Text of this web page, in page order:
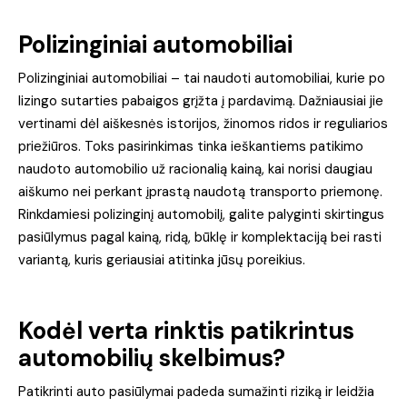
Polizinginiai automobiliai
Polizinginiai automobiliai – tai naudoti automobiliai, kurie po
lizingo sutarties pabaigos grįžta į pardavimą. Dažniausiai jie
vertinami dėl aiškesnės istorijos, žinomos ridos ir reguliarios
priežiūros. Toks pasirinkimas tinka ieškantiems patikimo
naudoto automobilio už racionalią kainą, kai norisi daugiau
aiškumo nei perkant įprastą naudotą transporto priemonę.
Rinkdamiesi polizinginį automobilį, galite palyginti skirtingus
pasiūlymus pagal kainą, ridą, būklę ir komplektaciją bei rasti
variantą, kuris geriausiai atitinka jūsų poreikius.
Kodėl verta rinktis patikrintus
automobilių skelbimus?
Patikrinti auto pasiūlymai padeda sumažinti riziką ir leidžia